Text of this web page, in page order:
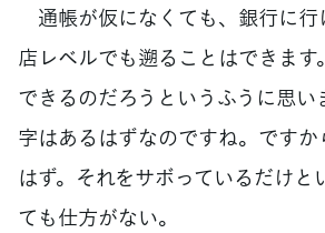
通帳が仮になくても、銀行に行
店レベルでも遡ることはできます
できるのだろうというふうに思い
字はあるはずなのですね。です
はず。それをサボっているだけと
ても仕方がない。